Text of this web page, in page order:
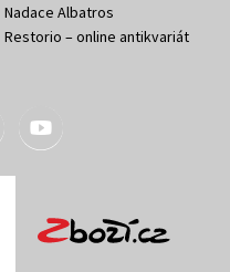
Nadace Albatros
Restorio – online antikvariát